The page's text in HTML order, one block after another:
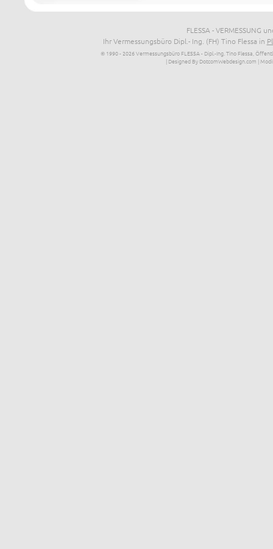
FLESSA - VERMESSUNG
Ihr Vermessungsbüro Dipl.- Ing. (FH) Tino Flessa in
© 1990 - 2026 Vermessungsbüro FLESSA - Dipl.-Ing. Tino Flessa,
| Designed By DotcomWebdesign.com |